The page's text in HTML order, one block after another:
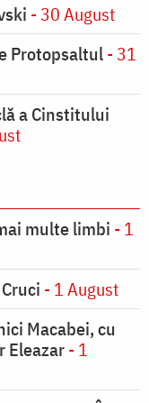
- 30 August
Protopsaltul- 31
a Cinstitului
multe limbi - 1
- 1 August
Macabei, cu
Eleazar- 1